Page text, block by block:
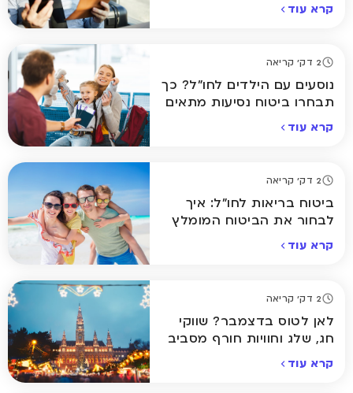
קרא עוד
2 דק' קריאה
נוסעים עם הילדים לחו"ל? כך
תבחרו ביטוח נסיעות מתאים
קרא עוד
2 דק' קריאה
ביטוח בריאות לחו"ל: איך
לבחור את הביטוח המומלץ
קרא עוד
2 דק' קריאה
לאן לטוס בדצמבר? שווקי
חג, שלג וחוויות חורף מסביב
קרא עוד